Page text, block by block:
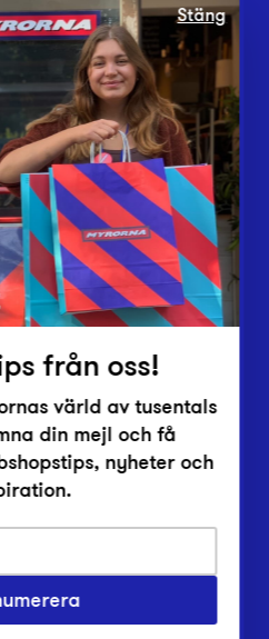
eller retur?
Stäng
från oss!
värld av tusentals
din mejl och få
nyheter och